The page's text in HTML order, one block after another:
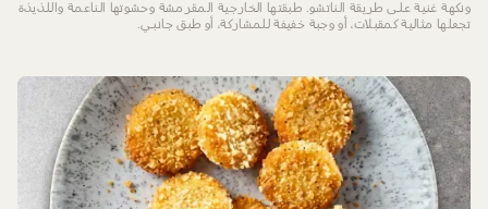
ونكهة غنية على طريقة الناتشو. طبقتها الخارجية المقرمشة وحشوتها الناعمة واللذيذة
تجعلها مثالية كمقبلات، أو وجبة خفيفة للمشاركة، أو طبق جانبي.